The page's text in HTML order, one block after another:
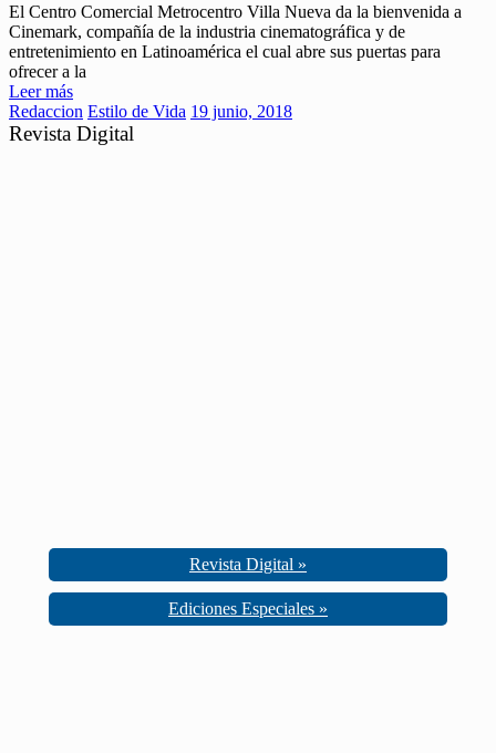
El Centro Comercial Metrocentro Villa Nueva da la bienvenida a
Cinemark, compañía de la industria cinematográfica y de
entretenimiento en Latinoamérica el cual abre sus puertas para
ofrecer a la
Leer más
Redaccion Estilo de Vida 19 junio, 2018
Revista Digital
Revista Digital »
Ediciones Especiales »